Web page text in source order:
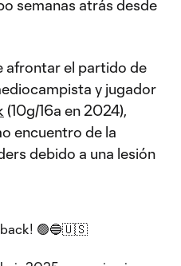
semanas atrás desde
afrontar el partido de
y jugador
(10g/16a en 2024),
encuentro de la
debido a una lesión
back! 🟢🔵🇺🇸